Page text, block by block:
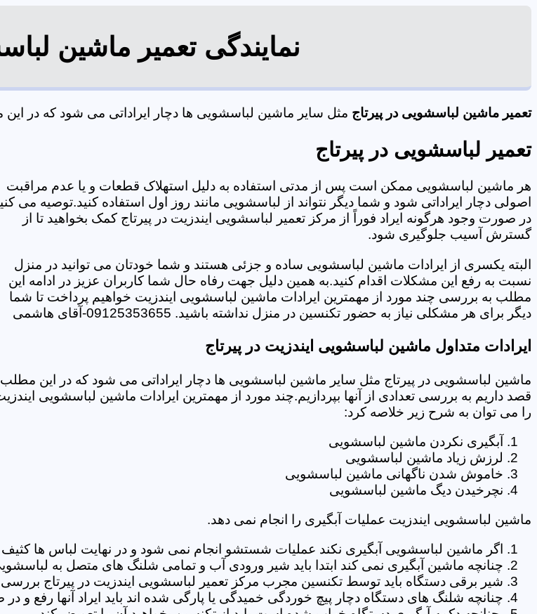
نمایندگی تعمیر ماشین
تعمیر ماشین لباسشویی در پیرتاج مثل سایر ماشین لباسشویی ها دچار ایراداتی می شود که در این
تعمیر لباسشویی در پیرتاج
هر ماشین لباسشویی ممکن است پس از مدتی استفاده به دلیل استهلاک قطعات و یا عدم مراقبت
اصولی دچار ایراداتی شود و شما دیگر نتواند از لباسشویی مانند روز اول استفاده کنید.توصیه می
در صورت وجود هرگونه ایراد فوراً از مرکز تعمیر لباسشویی ایندزیت در پیرتاج کمک بخواهید تا از
گسترش آسیب جلوگیری شود.
البته یکسری از ایرادات ماشین لباسشویی ساده و جزئی هستند و شما خودتان می توانید در منزل
نسبت به رفع این مشکلات اقدام کنید.به همین دلیل جهت رفاه حال شما کاربران عزیز در ادامه این
مطلب به بررسی چند مورد از مهمترین ایرادات ماشین لباسشویی ایندزیت خواهیم پرداخت تا شما
دیگر برای هر مشکلی نیاز به حضور تکنسین در منزل نداشته باشید. 09125353655-آقای هاشمی
ایرادات متداول ماشین لباسشویی ایندزیت در پیرتاج
ماشین لباسشویی در پیرتاج مثل سایر ماشین لباسشویی ها دچار ایراداتی می شود که در این مطلب
قصد داریم به بررسی تعدادی از آنها بپردازیم.چند مورد از مهمترین ایرادات ماشین لباسشویی
را می توان به شرح زیر خلاصه کرد:
آبگیری نکردن ماشین لباسشویی
لرزش زیاد ماشین لباسشویی
خاموش شدن ناگهانی ماشین لباسشویی
نچرخیدن دیگ ماشین لباسشویی
ماشین لباسشویی ایندزیت عملیات آبگیری را انجام نمی دهد.
اگر ماشین لباسشویی آبگیری نکند عملیات شستشو انجام نمی شود و در نهایت لباس ها کثیف
چنانچه ماشین آبگیری نمی کند ابتدا باید شیر ورودی آب و تمامی شلنگ های متصل به
شیر برقی دستگاه باید توسط تکنسین مجرب مرکز تعمیر لباسشویی ایندزیت در پیرتاج
چنانچه شلنگ های دستگاه دچار پیچ خوردگی خمیدگی یا پارگی شده اند باید ایراد آنها رفع و